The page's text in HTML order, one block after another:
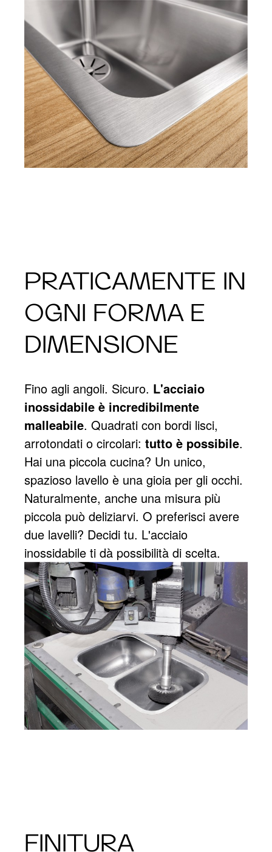
PRATICAMENTE IN
OGNI FORMA E
DIMENSIONE
Fino agli angoli. Sicuro. L'acciaio
inossidabile è incredibilmente
malleabile. Quadrati con bordi lisci,
arrotondati o circolari: tutto è possibile.
Hai una piccola cucina? Un unico,
spazioso lavello è una gioia per gli occhi.
Naturalmente, anche una misura più
piccola può deliziarvi. O preferisci avere
due lavelli? Decidi tu. L'acciaio
inossidabile ti dà possibilità di scelta.
FINITURA